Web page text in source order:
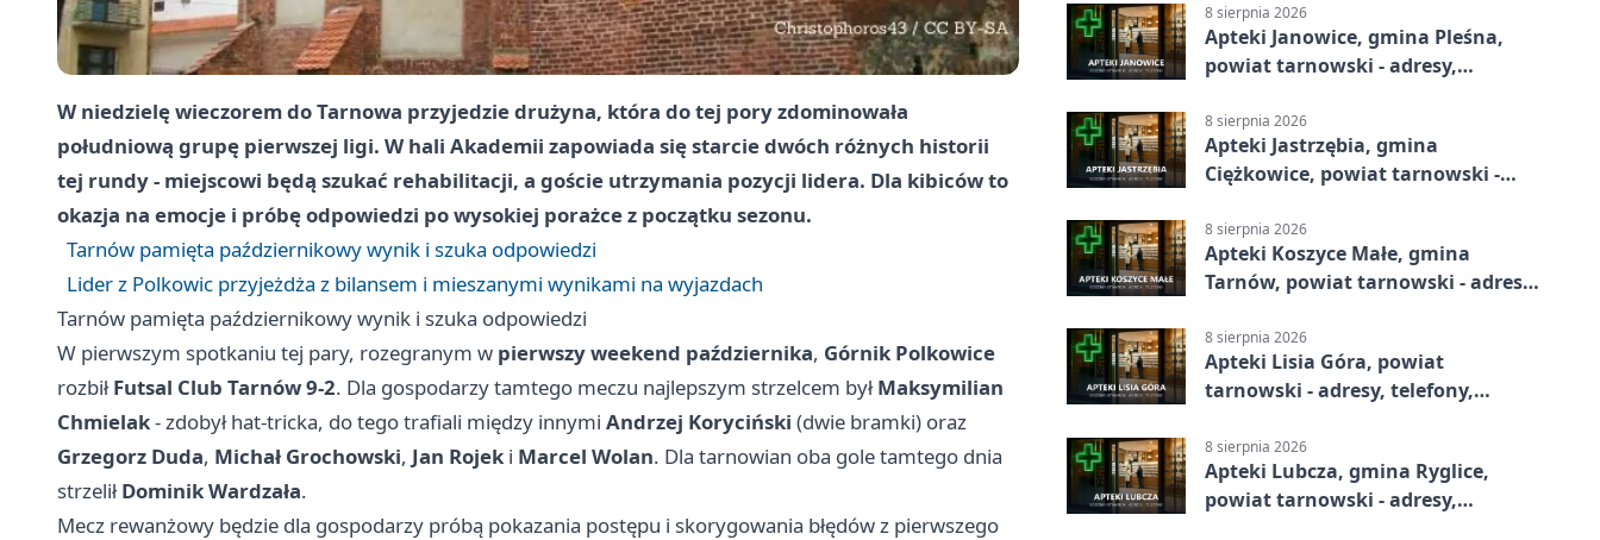
W niedzielę wieczorem do Tarnowa przyjedzie drużyna, która do tej pory zdominowała
południową grupę pierwszej ligi. W hali Akademii zapowiada się starcie dwóch różnych historii
tej rundy - miejscowi będą szukać rehabilitacji, a goście utrzymania pozycji lidera. Dla kibiców to
okazja na emocje i próbę odpowiedzi po wysokiej porażce z początku sezonu.
Tarnów pamięta październikowy wynik i szuka odpowiedzi
Lider z Polkowic przyjeżdża z bilansem i mieszanymi wynikami na wyjazdach
Tarnów pamięta październikowy wynik i szuka odpowiedzi
W pierwszym spotkaniu tej pary, rozegranym w pierwszy weekend października, Górnik Polkowice
rozbiłFutsal Club Tarnów9-2. Dla gospodarzy tamtego meczu najlepszym strzelcem byłMaksymilian
Chmielak- zdobył hat-tricka, do tego trafiali między innymi Andrzej Koryciński (dwie bramki) oraz
Grzegorz Duda, Michał Grochowski, Jan Rojek i Marcel Wolan. Dla tarnowian oba gole tamtego dnia
strzeliłDominik Wardzała.
Mecz rewanżowy będzie dla gospodarzy próbą pokazania postępu i skorygowania błędów z pierwszego
8 sierpnia 2026
Apteki Janowice, gmina Pleśna,
powiat tarnowski - adresy,
8 sierpnia 2026
Apteki Jastrzębia, gmina
Ciężkowice, powiat tarnowski -
8 sierpnia 2026
Apteki Koszyce Małe, gmina
Tarnów, powiat tarnowski - adresy,
8 sierpnia 2026
Apteki Lisia Góra, powiat
tarnowski - adresy, telefony,
8 sierpnia 2026
Apteki Lubcza, gmina Ryglice,
powiat tarnowski - adresy,